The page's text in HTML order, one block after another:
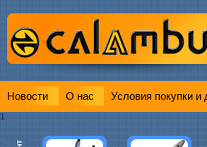
Новости О нас Условия покупки и
1